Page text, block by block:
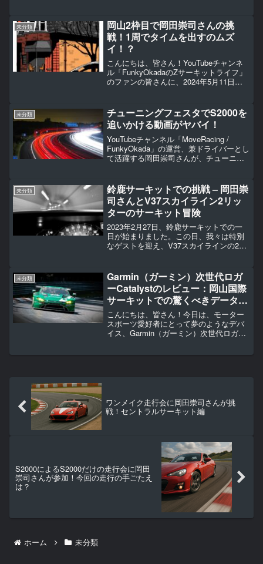
鈴鹿サーキットのホームストレートを
走...
未分類
岡山2枠目で岡田崇司さんの挑
戦！1周でタイムを出すのムズ
イ！？
こんにちは、皆さん！YouTubeチャンネ
ル「FunkyOkadaのZサーキットライフ」
のファンの皆さんに、2024年5月11日に
ーマは、1周でベストタイムを出...
未分類
チューニングフェスタでS2000を
追いかける動画がヤバイ！
YouTubeチャンネル「MoveRacing /
FunkyOkada」の運営、兼ドライバーとし
て活躍する岡田崇司さんが、チューニン
ある「チューニングフェスタ」を...
未分類
鈴鹿サーキットでの挑戦 – 岡田崇
司さんとV37スカイライン2リッ
ターのサーキット冒険
2023年2月27日、鈴鹿サーキットでの一
日が始まりました。この日、我々は特別
なゲストを迎え、V37スカイラインの2リ
YouTubeチャンネル運営者、撮影者、そ
してドラ...
未分類
Garmin（ガーミン）次世代ロガ
ーCatalystのレビュー：岡山国際
サーキットでの驚くべきデータ解
析
こんにちは、皆さん！今日は、モーター
スポーツ愛好者にとって夢のようなデバ
イス、Garmin（ガーミン）次世代ロガー
ワンメイク走行会に岡田崇司さんが挑
戦！セントラルサーキット編
S2000によるS2000だけの走行会に岡田
崇司さんが参加！今回の走行の手ごたえ
は？
ホーム 未分類